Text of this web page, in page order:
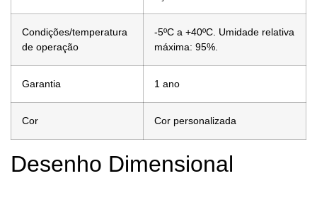
Condições/temperatura
de operação
-5ºC a +40ºC. Umidade relativa
máxima: 95%.
Garantia 1 ano
Cor Cor personalizada
Desenho Dimensional